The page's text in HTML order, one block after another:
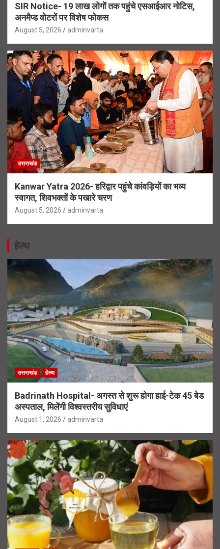
SIR Notice- 19 लाख लोगों तक पहुंचे एसआईआर नोटिस,
अनमैप्ड वोटरों पर विशेष फोकस
August 5, 2026 adminvarta
उत्तराखंड
Kanwar Yatra 2026- हरिद्वार पहुंचे कांवड़ियों का भव्य
स्वागत, शिवभक्तों के पखारे चरण
August 5, 2026 adminvarta
हेल्थ
उत्तराखंड हेल्थ
Badrinath Hospital- अगस्त से शुरू होगा हाई-टेक 45 बेड
अस्पताल, मिलेंगी विश्वस्तरीय सुविधाएं
August 1, 2026 adminvarta